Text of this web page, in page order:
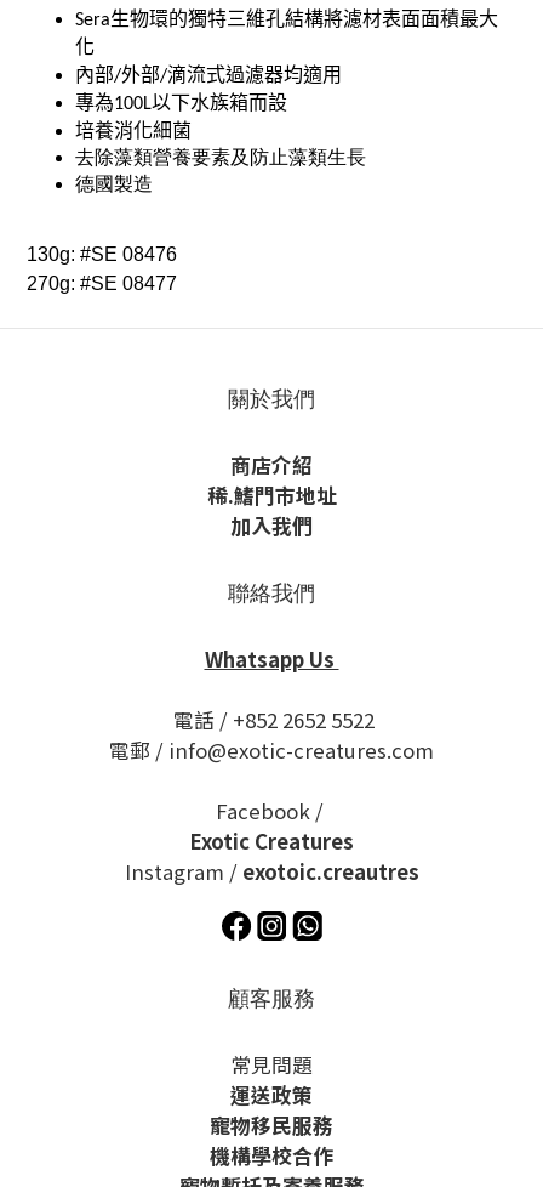
Sera生物環的獨特三維孔結構將濾材表面面積最大
化
內部/外部/滴流式過濾器均適用
專為100L以下水族箱而設
培養消化細菌
去除藻類營養要素及防止藻類生長
德國製造
130g: #SE 08476
270g: #SE 08477
關於我們
商店介紹
稀.鰭門市地址
加入我們
聯絡我們
Whatsapp Us
電話 / +852 2652 5522
電郵 / info@exotic-creatures.com
Facebook /
Exotic Creatures
Instagram / exotoic.creautres
顧客服務
常見問題
運送政策
寵物移民服務
機構學校合作